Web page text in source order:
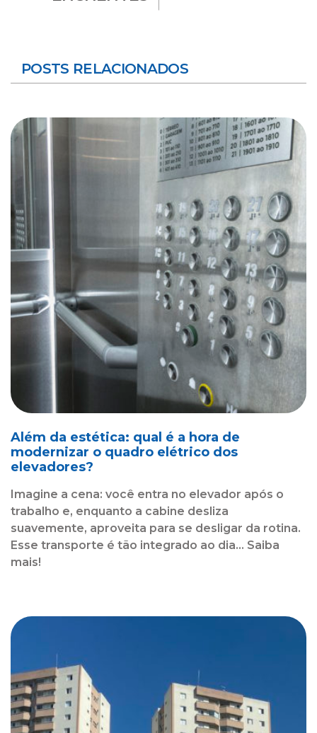
POSTS RELACIONADOS
Além da estética: qual é a hora de
modernizar o quadro elétrico dos
elevadores?
Imagine a cena: você entra no elevador após o
trabalho e, enquanto a cabine desliza
suavemente, aproveita para se desligar da rotina.
Esse transporte é tão integrado ao dia... Saiba
mais!